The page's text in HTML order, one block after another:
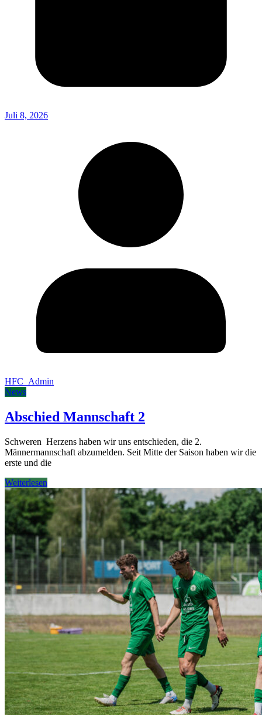
Juli 8, 2026
HFC_Admin
News
Abschied Mannschaft 2
Schweren Herzens haben wir uns entschieden, die 2.
Männermannschaft abzumelden. Seit Mitte der Saison haben wir die
erste und die
Weiterlesen